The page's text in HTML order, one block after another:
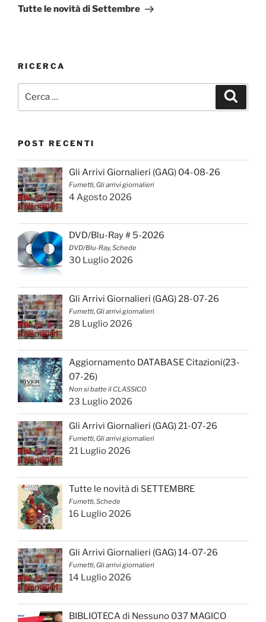
successivo
Tutte le novità di Settembre
RICERCA
POST RECENTI
Gli Arrivi Giornalieri (GAG) 04-08-26
Fumetti, Gli arrivi giornalieri
4 Agosto 2026
DVD/Blu-Ray # 5-2026
DVD/Blu-Ray, Schede
30 Luglio 2026
Gli Arrivi Giornalieri (GAG) 28-07-26
Fumetti, Gli arrivi giornalieri
28 Luglio 2026
Aggiornamento DATABASE Citazioni(23-
07-26)
Non si batte il CLASSICO
23 Luglio 2026
Gli Arrivi Giornalieri (GAG) 21-07-26
Fumetti, Gli arrivi giornalieri
21 Luglio 2026
Tutte le novità di SETTEMBRE
Fumetti, Schede
16 Luglio 2026
Gli Arrivi Giornalieri (GAG) 14-07-26
Fumetti, Gli arrivi giornalieri
14 Luglio 2026
BIBLIOTECA di Nessuno 037 MAGICO